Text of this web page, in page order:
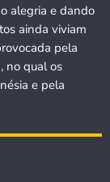
alegria e dando
ainda viviam
pela
no qual os
e pela